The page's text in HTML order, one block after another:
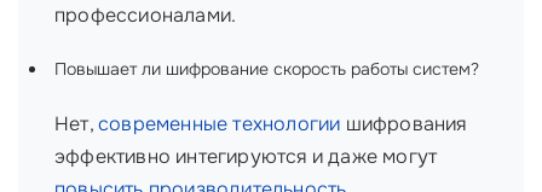
профессионалами.
Повышает ли шифрование скорость работы систем?
Нет,современные технологии шифрования
эффективно интегируются и даже могут